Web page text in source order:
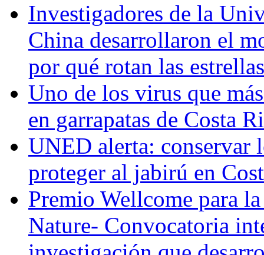
Investigadores de la
China desarrollaron el
por qué rotan las
Uno de los virus que
en garrapatas de Costa
UNED alerta: conservar
proteger al jabirú en
Premio Wellcome para
Nature- Convocatoria